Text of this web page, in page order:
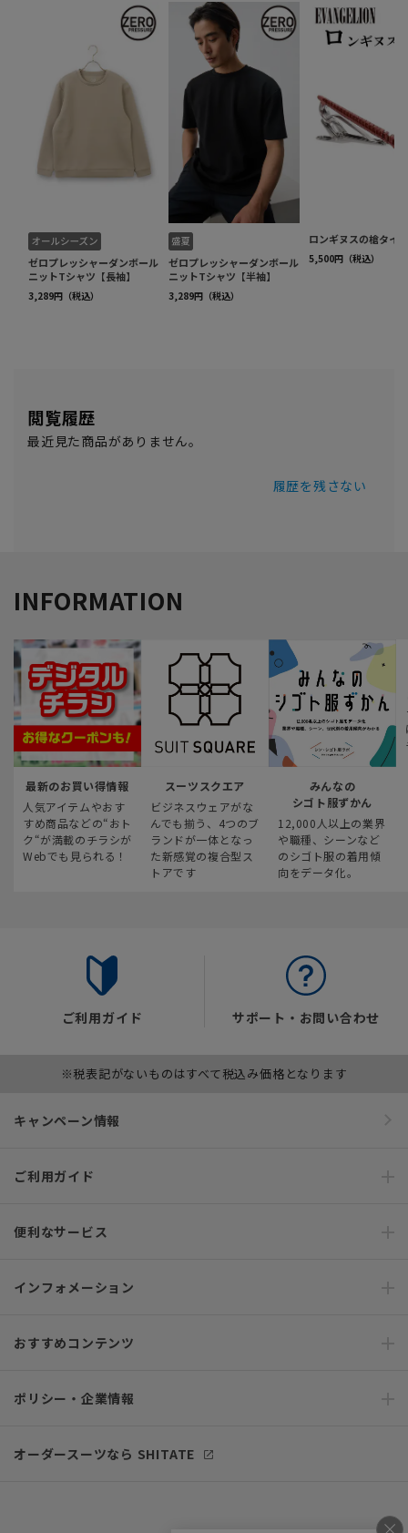
閲覧履歴
最近見た商品がありません。
履歴を残さない
INFORMATION
最新のお買い得情報
人気アイテムやおす
すめ商品などの“おト
ク“が満載のチラシが
Webでも見られる！
スーツスクエア
ビジネスウェアがな
んでも揃う、4つのブ
ランドが一体となっ
た新感覚の複合型ス
トアです
みんなの
シゴト服ずかん
12,000人以上の業界
や職種、シーンなど
のシゴト服の着用傾
向をデータ化。
ご利用ガイド サポート・お問い合わせ
※税表記がないものはすべて税込み価格となります
キャンペーン情報
ご利用ガイド
便利なサービス
インフォメーション
おすすめコンテンツ
ポリシー・企業情報
オーダースーツなら SHITATE